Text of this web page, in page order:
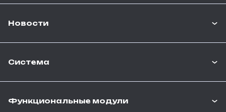
Новости
Система
Функциональные модули